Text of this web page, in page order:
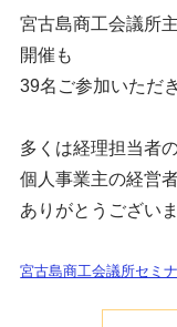
宮古島商工会議所
開催も
39名ご参加いただ
多くは経理担当者
個人事業主の経営
ありがとうござい
宮古島商工会議所セミ